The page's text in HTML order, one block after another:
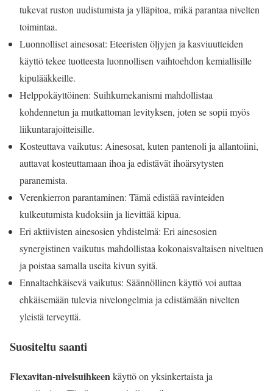
tukevat ruston uudistumista ja ylläpitoa, mikä parantaa nivelten
toimintaa.
Luonnolliset ainesosat: Eteeristen öljyjen ja kasviuutteiden
käyttö tekee tuotteesta luonnollisen vaihtoehdon kemiallisille
kipulääkkeille.
Helppokäyttöinen: Suihkumekanismi mahdollistaa
kohdennetun ja mutkattoman levityksen, joten se sopii myös
liikuntarajoitteisille.
Kosteuttava vaikutus: Ainesosat, kuten pantenoli ja allantoiini,
auttavat kosteuttamaan ihoa ja edistävät ihoärsytysten
paranemista.
Verenkierron parantaminen: Tämä edistää ravinteiden
kulkeutumista kudoksiin ja lievittää kipua.
Eri aktiivisten ainesosien yhdistelmä: Eri ainesosien
synergistinen vaikutus mahdollistaa kokonaisvaltaisen niveltuen
ja poistaa samalla useita kivun syitä.
Ennaltaehkäisevä vaikutus: Säännöllinen käyttö voi auttaa
ehkäisemään tulevia nivelongelmia ja edistämään nivelten
yleistä terveyttä.
Suositeltu saanti
Flexavitan-nivelsuihkeenkäyttö on yksinkertaista ja